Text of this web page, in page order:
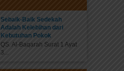
Sebaik-Baik Sedekah
Adalah Kelebihan dari
Kebutuhan Pokok
QS. Al-Baqarah Surat 1 Ayat
3...